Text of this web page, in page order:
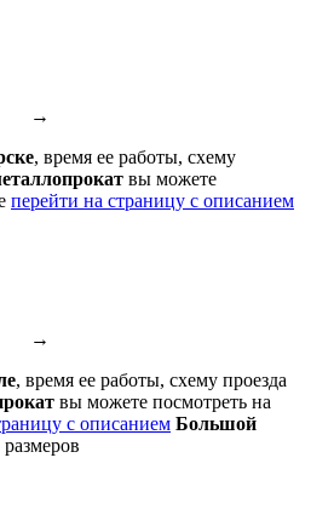
→
, время ее работы, схему
вы можете
перейти на страницу с описанием
→
, время ее работы, схему проезда
вы можете посмотреть на
с описанием Большой